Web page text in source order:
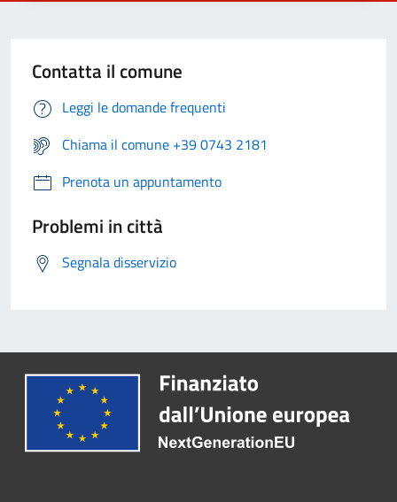
Contatta il comune
Leggi le domande frequenti
Chiama il comune +39 0743 2181
Prenota un appuntamento
Problemi in città
Segnala disservizio